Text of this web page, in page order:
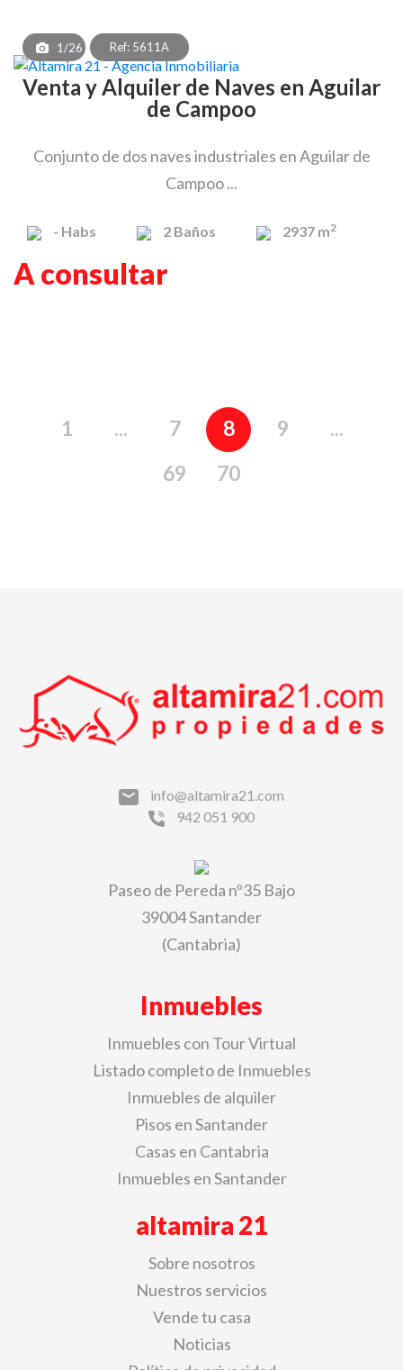
1/26 Ref: 5611A
Venta y Alquiler de Naves en Aguilar
de Campoo
Conjunto de dos naves industriales en Aguilar de
Campoo ...
- Habs 2 Baños 2937 m2
A consultar
1 ... 7 8 9
...
69
70
info@altamira21.com
942 051 900
Paseo de Pereda nº35 Bajo
39004 Santander
(Cantabria)
Inmuebles
Inmuebles con Tour Virtual
Listado completo de Inmuebles
Inmuebles de alquiler
Pisos en Santander
Casas en Cantabria
Inmuebles en Santander
altamira 21
Sobre nosotros
Nuestros servicios
Vende tu casa
Noticias